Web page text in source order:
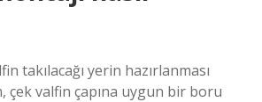
takılacağı yerin hazırlanması
çek valfin çapına uygun bir boru